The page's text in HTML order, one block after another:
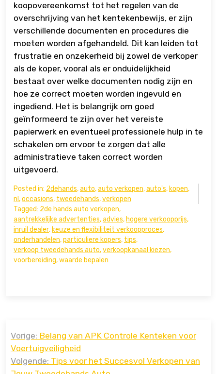
koopovereenkomst tot het regelen van de
overschrijving van het kentekenbewijs, er zijn
verschillende documenten en procedures die
moeten worden afgehandeld. Dit kan leiden tot
frustratie en onzekerheid bij zowel de verkoper
als de koper, vooral als er onduidelijkheid
bestaat over welke documenten nodig zijn en
hoe ze correct moeten worden ingevuld en
ingediend. Het is belangrijk om goed
geïnformeerd te zijn over het vereiste
papierwerk en eventueel professionele hulp in te
schakelen om ervoor te zorgen dat alle
administratieve taken correct worden
uitgevoerd.
Posted in: 2dehands,auto,auto verkopen,auto's, kopen,
nl ,occasions, tweedehands,verkopen
Tagged: 2de hands auto verkopen,
aantrekkelijke advertenties,advies, hogere verkoopprijs,
inruil dealer, keuze en flexibiliteit verkoopproces,
onderhandelen,particuliere kopers, tips,
verkoop tweedehands auto,verkoopkanaal kiezen,
voorbereiding,waarde bepalen
navigatie
Vorige: Belang van APK Controle Kenteken voor
Voertuigveiligheid
Volgende: Tips voor het Succesvol Verkopen van